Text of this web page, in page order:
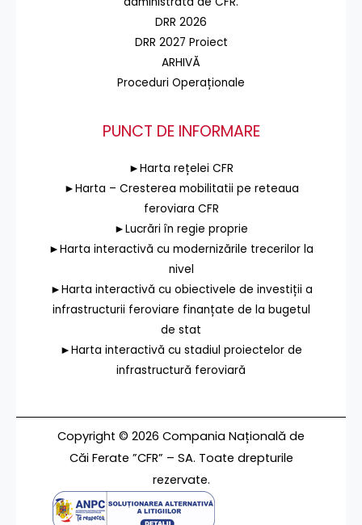
DRR 2026
DRR 2027 Proiect
ARHIVĂ
Proceduri Operaționale
PUNCT DE INFORMARE
►Harta rețelei CFR
►Harta – Cresterea mobilitatii pe reteaua
feroviara CFR
►Lucrări în regie proprie
►Harta interactivă cu modernizările trecerilor la
nivel
►Harta interactivă cu obiectivele de investiții a
infrastructurii feroviare finanțate de la bugetul
de stat
►Harta interactivă cu stadiul proiectelor de
infrastructură feroviară
Copyright © 2026 Compania Națională de
Căi Ferate ”CFR” – SA. Toate drepturile
rezervate.